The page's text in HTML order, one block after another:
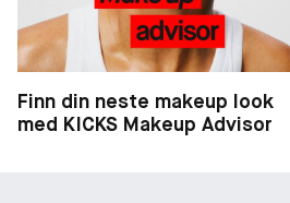
Finn din neste makeup look
med KICKS Makeup Advisor